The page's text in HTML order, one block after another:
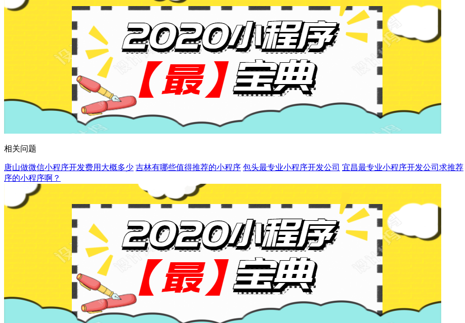
相关问题
唐山做微信小程序开发费用大概多少 吉林有哪些值得推荐的小程序 包头最专业小程序开发公司 宜昌最专业小程序开发公司求推荐
序的小程序啊？